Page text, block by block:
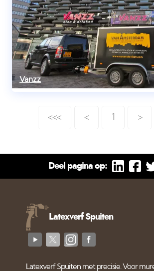
Vanzz
<<< < 1 >
Deel pagina op:
Latexverf Spuiten
Latexverf Spuiten met precisie. Voor